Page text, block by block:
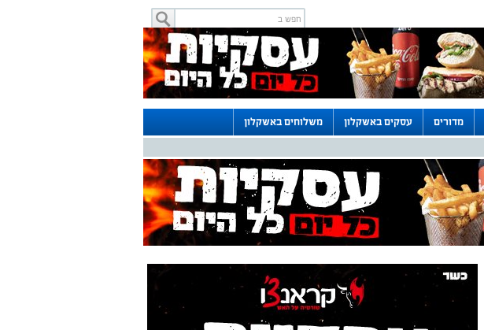
מדורים עסקים באשקלון משלוחים באשקלון